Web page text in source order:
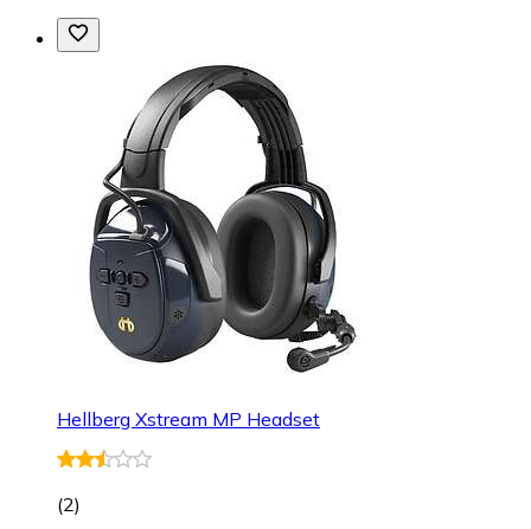
Hellberg Xstream MP Headset
(2)